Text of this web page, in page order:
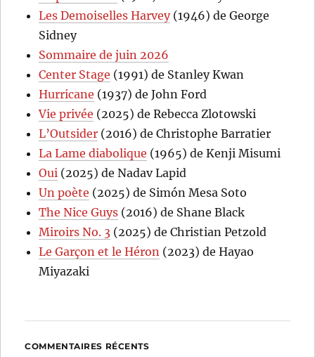
Les Demoiselles Harvey(1946) de George
Sidney
Sommaire de juin 2026
Center Stage (1991) de Stanley Kwan
Hurricane (1937) de John Ford
Vie privée (2025) de Rebecca Zlotowski
L’Outsider (2016) de Christophe Barratier
La Lame diabolique (1965) de Kenji Misumi
Oui (2025) de Nadav Lapid
Un poète (2025) de Simón Mesa Soto
The Nice Guys (2016) de Shane Black
Miroirs No. 3 (2025) de Christian Petzold
Le Garçon et le Héron (2023) de Hayao
Miyazaki
COMMENTAIRES RÉCENTS